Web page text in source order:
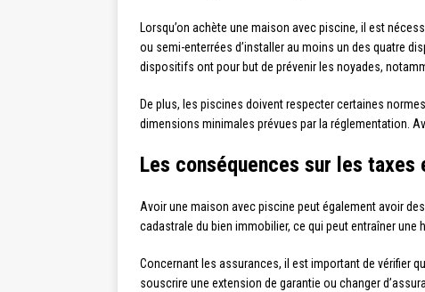
Lorsqu’on achète une maison avec piscine, il est
ou semi-enterrées d’installer au moins un des quatre
dispositifs ont pour but de prévenir les noyades,
De plus, les piscines doivent respecter certaines
dimensions minimales prévues par la réglementation.
Les conséquences sur les taxes
Avoir une maison avec piscine peut également avoir
cadastrale du bien immobilier, ce qui peut entraîner
Concernant les assurances, il est important de vérifier
souscrire une extension de garantie ou changer